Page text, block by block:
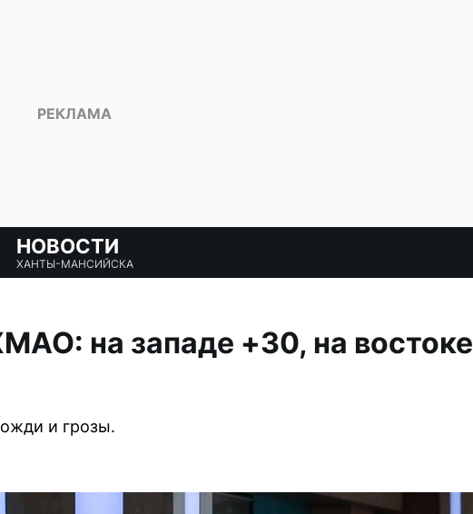
НОВОСТИ
ХАНТЫ-МАНСИЙСКА
на западе +30, на востоке
и грозы.